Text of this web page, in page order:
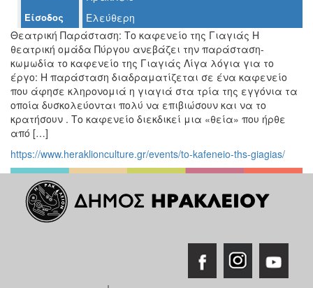
ΤΟΠΟΣ
ΜΑΣ
ΔΗΜΟΣ
ΠΟΛΙΤΙΣΜΟΣ
ΑΝΘΕΚΤΙΚΗ
ΠΟΛΗ
Είσοδος
Ελεύθερη
Θεατρική Παράσταση: Το καφενείο της Γιαγιάς Η
θεατρική ομάδα Πύργου ανεβάζει την παράσταση-
κωμωδία το καφενείο της Γιαγιάς Λίγα λόγια για το
έργο: Η παράσταση διαδραματίζεται σε ένα καφενείο
που άφησε κληρονομιά η γιαγιά στα τρία της εγγόνια τα
οποία δυσκολεύονται πολύ να επιβιώσουν και να το
κρατήσουν . Το καφενείο διεκδικεί μια «θεία» που ήρθε
από […]
https://www.heraklionculture.gr/events/to-kafeneio-ths-giagias/